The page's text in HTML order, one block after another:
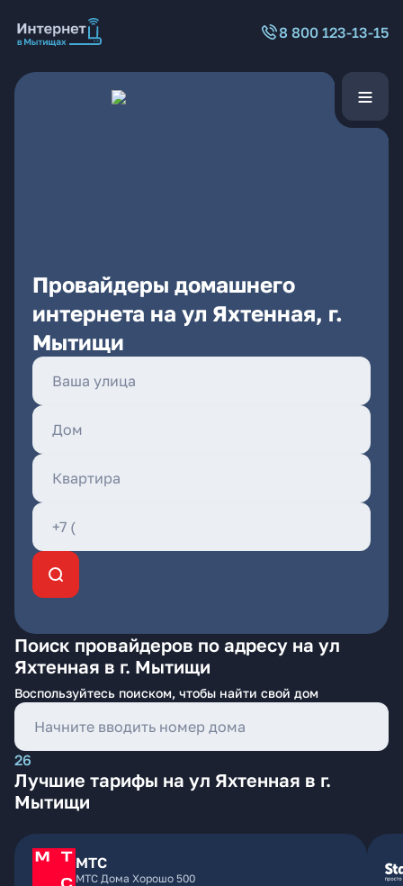
8 800 123-13-15
Провайдеры домашнего
интернета на ул Яхтенная, г.
Мытищи
Поиск провайдеров по адресу на ул
Яхтенная в г. Мытищи
Воспользуйтесь поиском, чтобы найти свой дом
26
Лучшие тарифы на ул Яхтенная в г.
Мытищи
МТС
МТС Дома Хорошо 500